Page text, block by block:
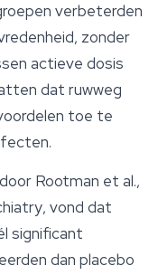
verbeterden
zonder
actieve dosis
dat ruwweg
toe te
Rootman et al.,
, vond dat
significant
dan placebo